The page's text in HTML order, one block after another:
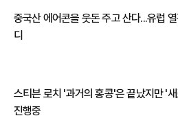
중국산 에어콘을 웃돈 주고 산다...유럽 열
디
스티븐 로치 '과거의 홍콩'은 끝났지만 '
진행중